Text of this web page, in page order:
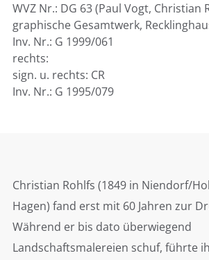
WVZ Nr.: DG 63 (Paul Vogt, Christian
graphische Gesamtwerk,
Inv. Nr.: G 1999/061
rechts:
sign. u. rechts: CR
Inv. Nr.: G 1995/079
Christian Rohlfs (1849 in Niendorf/
Hagen) fand erst mit 60 Jahren zur
Während er bis dato überwiegend
Landschaftsmalereien schuf, führte